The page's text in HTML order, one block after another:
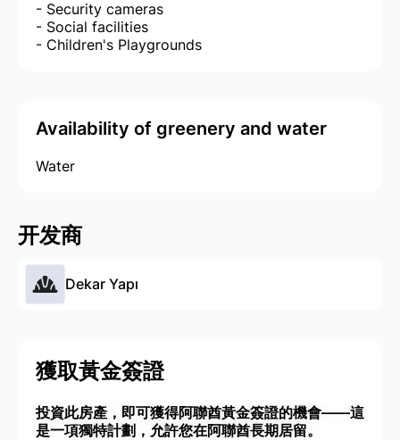
- Security cameras
- Social facilities
- Children's Playgrounds
Availability of greenery and water
Water
开发商
Dekar Yapı
獲取黃金簽證
投資此房產，即可獲得阿聯酋黃金簽證的機會——這
是一項獨特計劃，允許您在阿聯酋長期居留。